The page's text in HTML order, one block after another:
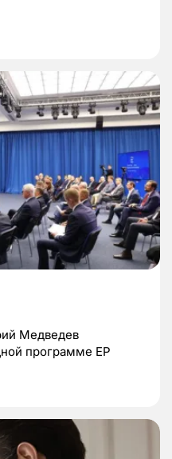
Медведев
программе ЕР